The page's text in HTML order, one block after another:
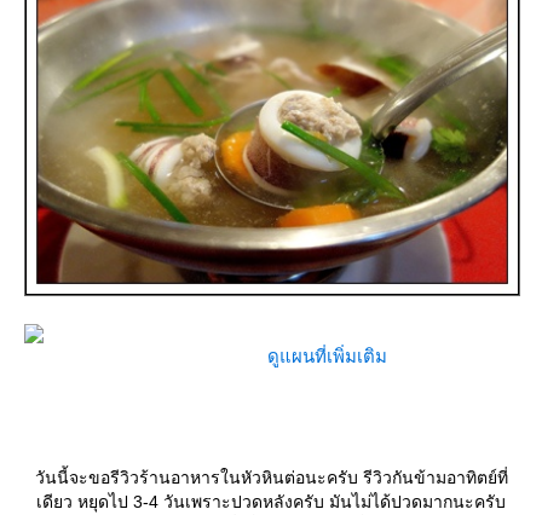
ดูแผนที่เพิ่มเติม
วันนี้จะขอรีวิวร้านอาหารในหัวหินต่อนะครับ รีวิวกันข้ามอาทิตย์ที่
เดียว หยุดไป 3-4 วันเพราะปวดหลังครับ มันไม่ได้ปวดมากนะครับ